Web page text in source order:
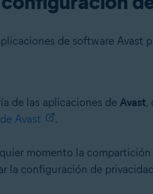
de software Avast
de software Avast para particulares
admitidas
de las aplicaciones de Avast,
Avast
.
momento la
la configuración de